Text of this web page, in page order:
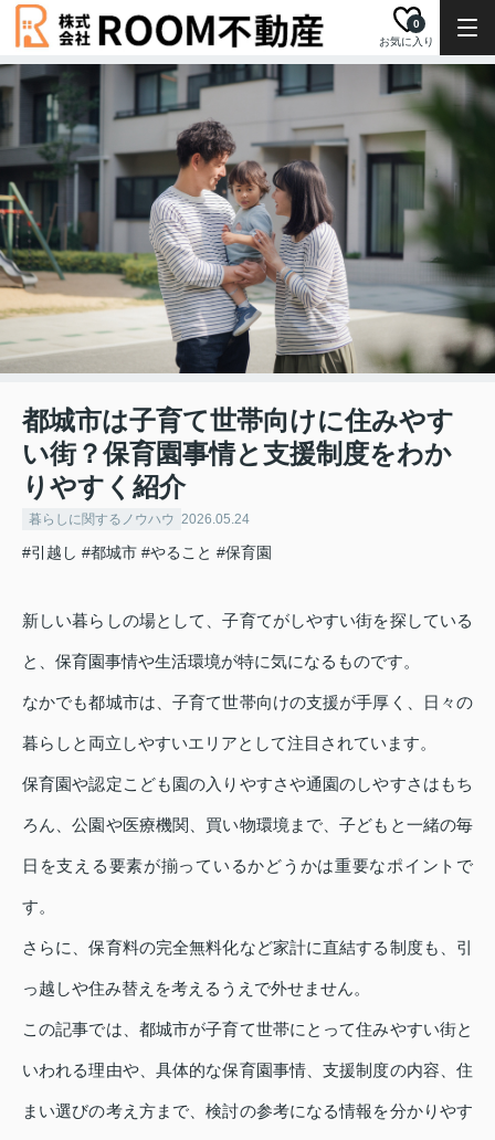
お気に入り
0
都城市は子育て世帯向けに住みやす
い街？保育園事情と支援制度をわか
りやすく紹介
暮らしに関するノウハウ 2026.05.24
#引越し #都城市 #やること #保育園
新しい暮らしの場として、子育てがしやすい街を探している
と、保育園事情や生活環境が特に気になるものです。
なかでも都城市は、子育て世帯向けの支援が手厚く、日々の
暮らしと両立しやすいエリアとして注目されています。
保育園や認定こども園の入りやすさや通園のしやすさはもち
ろん、公園や医療機関、買い物環境まで、子どもと一緒の毎
日を支える要素が揃っているかどうかは重要なポイントで
す。
さらに、保育料の完全無料化など家計に直結する制度も、引
っ越しや住み替えを考えるうえで外せません。
この記事では、都城市が子育て世帯にとって住みやすい街と
いわれる理由や、具体的な保育園事情、支援制度の内容、住
まい選びの考え方まで、検討の参考になる情報を分かりやす